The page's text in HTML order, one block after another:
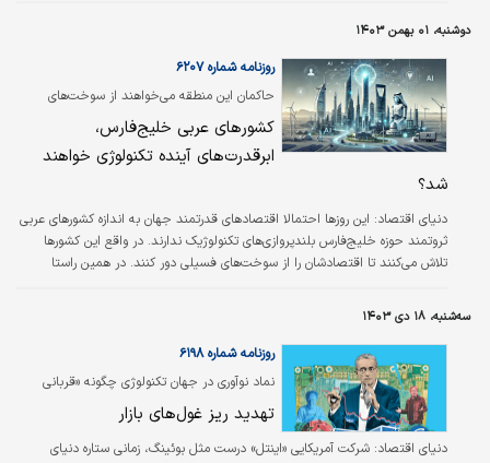
تحت تاثیر قرار داده است؟
دوشنبه، ۰۱ بهمن ۱۴۰۳
حاکمان این منطقه می‌خواهند از سوخت‌های
فسیلی فاصله بگیرند
روزنامه شماره ۶۲۰۷
کشورهای عربی خلیج‌فارس،
ابرقدرت‌های آینده تکنولوژی خواهند
شد؟
دنیای اقتصاد: این روزها احتمالا اقتصادهای قدرتمند جهان به اندازه کشورهای عربی
ثروتمند حوزه خلیج‌فارس بلندپروازی‌های تکنولوژیک ندارند. در واقع این کشورها
تلاش می‌کنند تا اقتصادشان را از سوخت‌های فسیلی دور کنند. در همین راستا
سعودی‌ها می‌خواهند پادشاهی آنها به خانه‌ای برای استارت‌آپ‌های حوزه‌های
پیشرفته‌ای مانند روباتیک تبدیل شود. با این حال اما این بلندپروازی‌ها در آستانه
برخورد با واقعیت‌های ژئوپلیتیک هستند.
سه‌شنبه، ۱۸ دی ۱۴۰۳
نماد نوآوری در جهان تکنولوژی چگونه «قربانی
نوآوری» شد؟ نحوه باخت «اینتل» به یک تازه‌وارد
روزنامه شماره ۶۱۹۸
تهدید ریز غول‌های بازار
دنیای اقتصاد: شرکت آمریکایی «اینتل» درست مثل بوئینگ، زمانی ستاره دنیای